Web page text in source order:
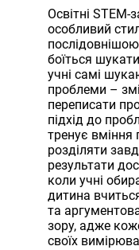
Освітні
особливий
послідовнішою
боїться
учні самі
проблеми –
переписати
підхід до
тренує вміння
розділяти
результати
коли учні
дитина
та
зору, адже
своїх